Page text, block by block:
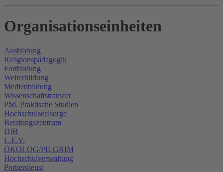
Organisationseinheiten
Ausbildung
Religionspädagogik
Fortbildung
Weiterbildung
Medienbildung
Wissenschaftstransfer
Päd. Praktische Studien
Hochschulseelsorge
Beratungszentrum
DIB
L.E.V.
ÖKOLOG/PILGRIM
Hochschulverwaltung
Portierdienst